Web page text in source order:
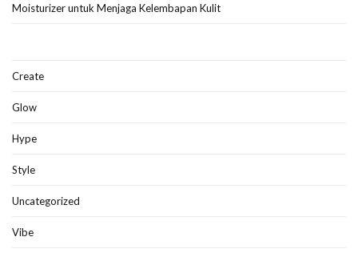
Moisturizer untuk Menjaga Kelembapan Kulit
Create
Glow
Hype
Style
Uncategorized
Vibe